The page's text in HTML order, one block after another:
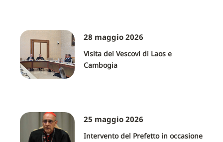
28 maggio 2026
Visita dei Vescovi di Laos e
Cambogia
25 maggio 2026
Intervento del Prefetto in occasione